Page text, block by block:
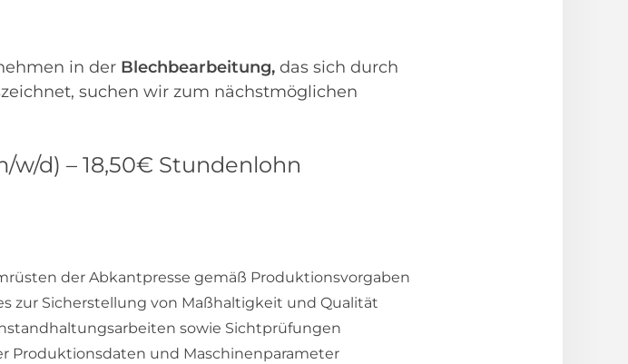
in der Blechbearbeitung, das sich durch
suchen wir zum nächstmöglichen
d) – 18,50€ Stundenlohn
der Abkantpresse gemäß Produktionsvorgaben
zur Sicherstellung von Maßhaltigkeit und Qualität
sowie Sichtprüfungen
Produktionsdaten und Maschinenparameter